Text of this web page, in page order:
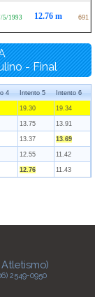
5/1993 12.76 m 691
- Final
4 Intento 5 Intento 6
19.30 19.34
13.75 13.91
13.37 13.69
12.55 11.42
12.76 11.43
2549-0950